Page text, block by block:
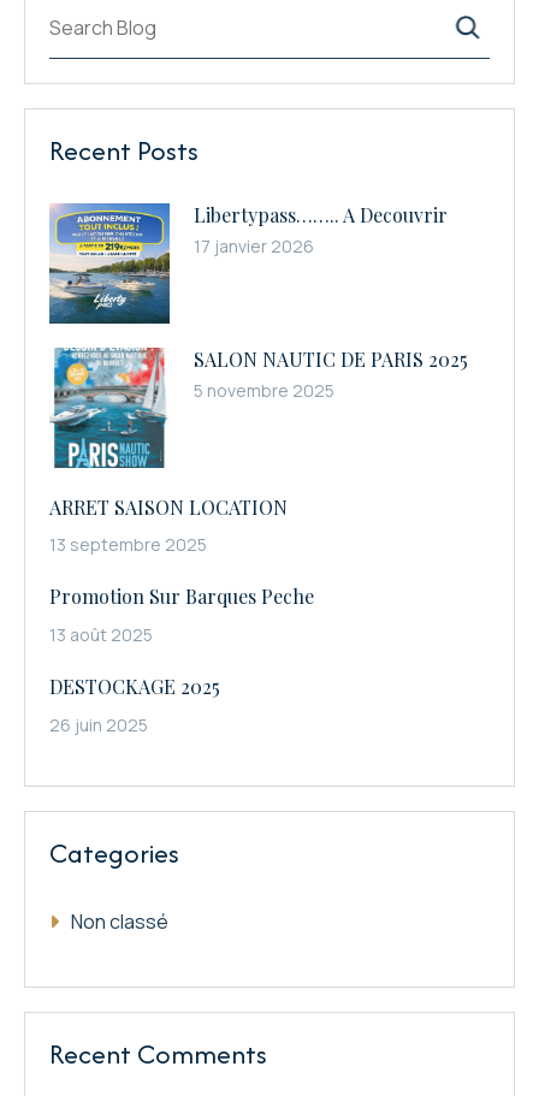
Recent Posts
Libertypass…….. A Decouvrir
17 janvier 2026
SALON NAUTIC DE PARIS 2025
5 novembre 2025
ARRET SAISON LOCATION
13 septembre 2025
Promotion Sur Barques Peche
13 août 2025
DESTOCKAGE 2025
26 juin 2025
Categories
Non classé
Recent Comments